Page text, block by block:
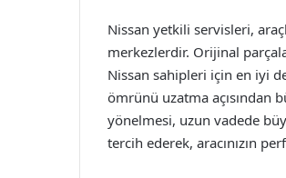
Nissan yetkili servisleri,
merkezlerdir. Orijinal
Nissan sahipleri için en iyi
ömrünü uzatma açısından
yönelmesi, uzun vadede
tercih ederek, aracınızın